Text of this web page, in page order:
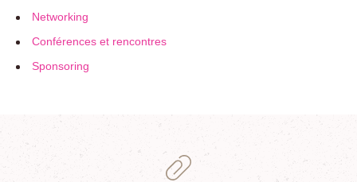
Networking
Conférences et rencontres
Sponsoring